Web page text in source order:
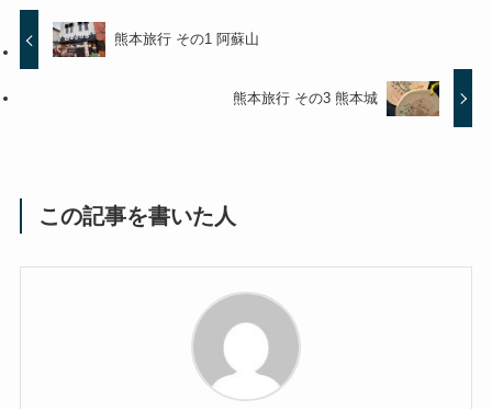
熊本旅行 その1 阿蘇山
熊本旅行 その3 熊本城
この記事を書いた人